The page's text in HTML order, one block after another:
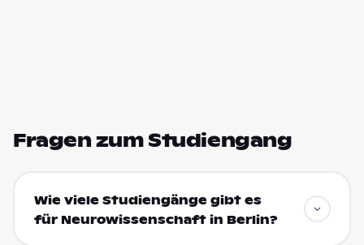
Fragen zum Studiengang
Wie viele Studiengänge gibt es
für Neurowissenschaft in Berlin?